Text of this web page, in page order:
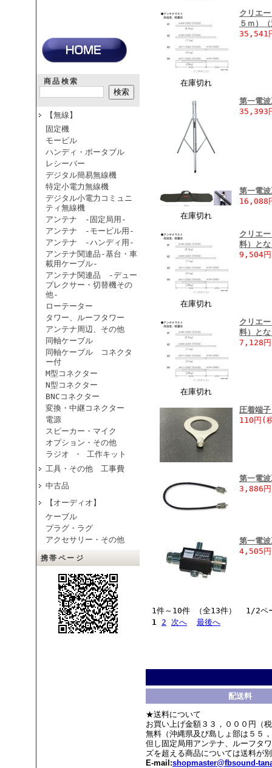
商品検索
【無線】
固定機
モービル
ハンディ・ポータブル
レシーバー
デジタル簡易無線機
特定小電力無線機
デジタル小電力コミュニ
ティ無線機
アンテナ -固定局用-
アンテナ -モービル用-
アンテナ -ハンディ用-
アンテナ関連品-基台・車
載用ケーブル-
アンテナ関連品 -デュー
プレクサー・切替機その
他-
ローテーター
タワー、ルーフタワー
アンテナ周辺、その他
同軸ケーブル
同軸ケーブル コネクタ
ー付
M型コネクター
N型コネクター
BNCコネクター
変換・中継コネクター
電源
スピーカー・マイク
オプション・その他
ラジオ ・ 工作キット
工具・その他 工事費
中古品
【オーディオ】
ケーブル
プラグ・ラグ
アクセサリー・その他
携帯ページ
在庫切れ
クリエ
５ｍ）
35,541
第一電
35,393
在庫切れ
第一電
16,088
在庫切れ
クリエ
料）と
9,504円
在庫切れ
クリエ
料）と
7,128円
圧着端
110円 (
第一電
3,886円
第一電
4,505円
1件～10件 （全13件） 1/2ペ
1 2 次へ 最後へ
配送料
★送料について
お買い上げ金額３３，０００円（
無料（沖縄県及び島しょ部は５５
但し固定局用アンテナ、ルーフタ
ズを超える商品については送料が
E-mail:shopmaster@fbsound-